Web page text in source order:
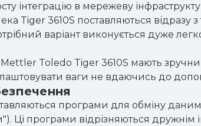
інтеграцію в мережеву
Tiger 3610S поставляються відразу
варіант виконується дуже
Toledo Tiger 3610S мають
ваги не вдаючись до
програми для обміну
Ці програми відрізняються